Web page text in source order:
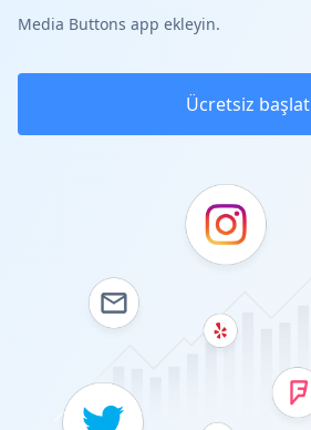
Media Buttons app ekleyin.
Ücretsiz başlat